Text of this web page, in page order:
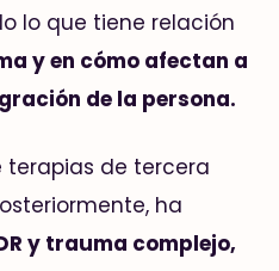
lo que tiene relación
y en cómo afectan a
de la persona.
terapias de tercera
ha
y trauma complejo,